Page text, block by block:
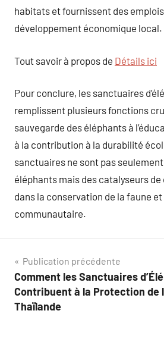
habitats et fournissent des
développement économique local.
Tout savoir à propos de Détails ici
Pour conclure, les sanctuaires
remplissent plusieurs fonctions
sauvegarde des éléphants à
à la contribution à la durabilité
sanctuaires ne sont pas
éléphants mais des catalyseurs
dans la conservation de la faune
communautaire.
Navigation
de
l’article
Publication précédente
Comment les Sanctuaires
Contribuent à la Protection de
Thaïlande